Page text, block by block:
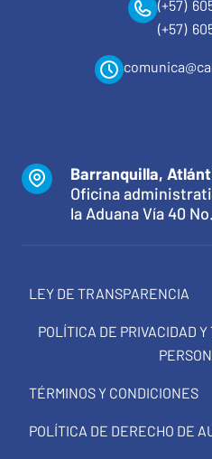
(+57)
(+57)
Barranquilla,
Oficina
la Aduana Vía 40
LEY DE TRANSPARENCIA
POLÍTICA DE PRIVACIDAD
TÉRMINOS Y CONDICIONES
POLÍTICA DE DERECHO DE